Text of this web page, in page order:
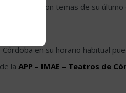
al público con temas de su último
en su horario habitual
la APP – IMAE – Teatros de